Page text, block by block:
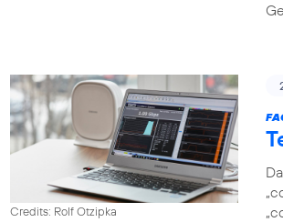
Credits: Rolf Otzipka